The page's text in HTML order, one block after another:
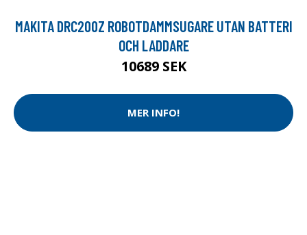
MAKITA DRC200Z ROBOTDAMMSUGARE UTAN BATTERI
OCH LADDARE
10689 SEK
MER INFO!